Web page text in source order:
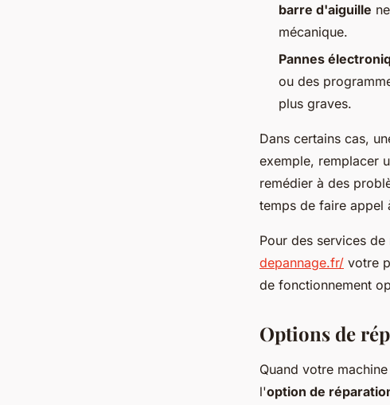
barre d'aiguille
mécanique.
Pannes
ou des
plus graves.
Dans certains cas,
exemple, remplacer
remédier à des
temps de faire appel
Pour des services
depannage.fr/ votre
de fonctionnement
Options de
Quand votre
l'option de